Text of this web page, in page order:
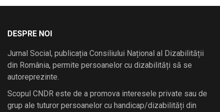
DESPRE NOI
Jurnal Social, publicația Consiliului Național al Dizabilității
din România, permite persoanelor cu dizabilități să se
autoreprezinte.
Scopul CNDR este de a promova interesele private sau de
grup ale tuturor persoanelor cu handicap/dizabilități din